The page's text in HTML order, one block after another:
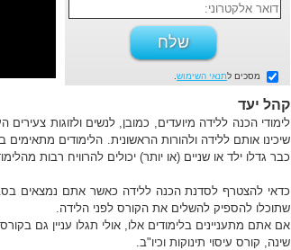
מסכים לתנאי השימוש
קהל יעד
לימודי הכנה ללידה מיועדים, כמובן, לנשים ולזוגות צעירים
שיכינו אותם ללידה ולהורות הראשונית. הלימודים
כבר גדלו ילד או שניים (או יותר) יכולים להרוויח רבות
שתוכלו להספיק להשלים את הקורס לפני הלידה.
אם אתם מתעניינים בלימודים אלו, אולי תגלו עניין גם
שינה, קורס עיסוי תינוקות וכיו"ב.